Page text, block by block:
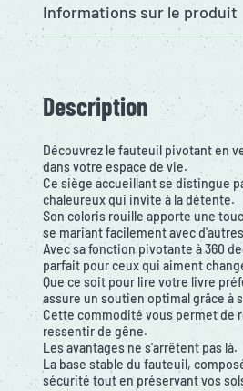
Informations sur le produit
Description
Découvrez le fauteuil pivotant en
dans votre espace de vie.
Ce siège accueillant se distingue
chaleureux qui invite à la détente.
Son coloris rouille apporte une
se mariant facilement avec
Avec sa fonction pivotante à 360
parfait pour ceux qui aiment
Que ce soit pour lire votre livre
assure un soutien optimal grâce à
Cette commodité vous permet de
ressentir de gêne.
Les avantages ne s'arrêtent pas là.
La base stable du fauteuil,
sécurité tout en préservant vos